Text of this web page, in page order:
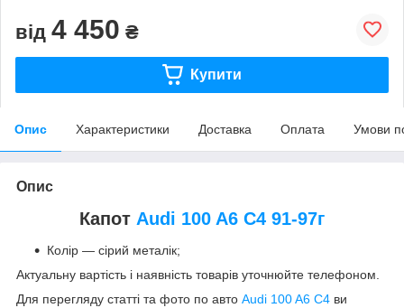
від 4 450 ₴
Купити
Опис Характеристики Доставка Оплата Умови
Опис
Капот Audi 100 A6 C4 91-97г
Колір — сірий металік;
Актуальну вартість і наявність товарів уточнюйте телефоном.
Для перегляду статті та фото по авто Audi 100 A6 C4 ви